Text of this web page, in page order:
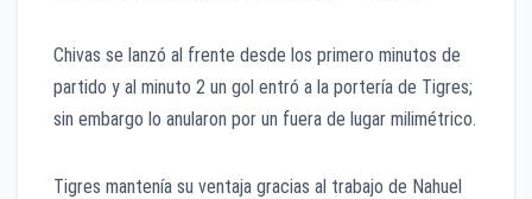
Chivas se lanzó al frente desde los primero minutos de
partido y al minuto 2 un gol entró a la portería de Tigres;
sin embargo lo anularon por un fuera de lugar milimétrico.
Tigres mantenía su ventaja gracias al trabajo de Nahuel